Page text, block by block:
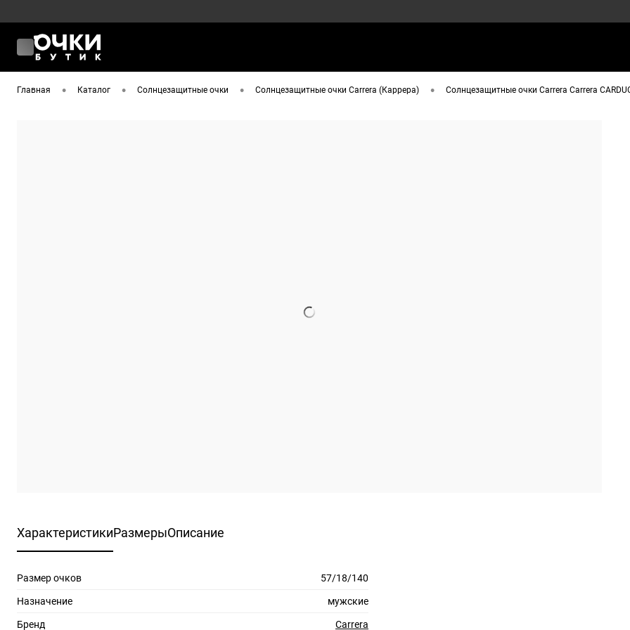
Главная • Каталог • Солнцезащитные очки • Солнцезащитные очки Carrera (Каррера) • Солнцезащитные очки Carrera Carrera
ХарактеристикиРазмерыОписание
Размер очков 57/18/140
Назначение мужские
Бренд Carrera